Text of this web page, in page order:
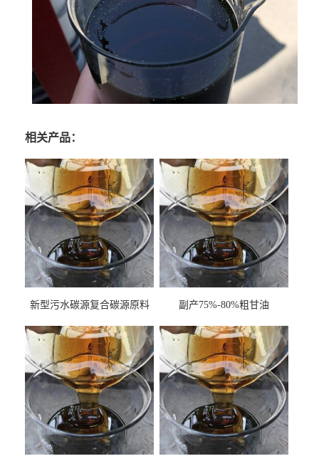
相关产品：
新型污水碳源复合碳源原料
副产75%-80%粗甘油